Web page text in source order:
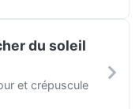
du soleil
et crépuscule